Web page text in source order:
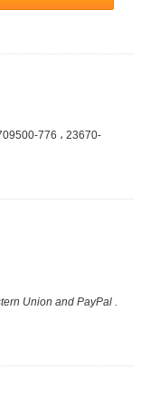
095000-7760 ،
Union and PayPal .